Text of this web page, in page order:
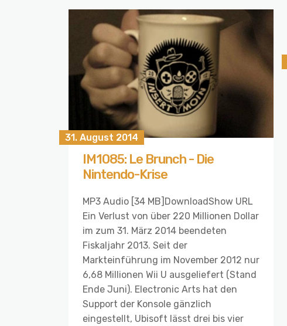
31. August 2014
IM1085: Le Brunch - Die
Nintendo-Krise
MP3 Audio [34 MB]DownloadShow URL
Ein Verlust von über 220 Millionen Dollar
im zum 31. März 2014 beendeten
Fiskaljahr 2013. Seit der
Markteinführung im November 2012 nur
6,68 Millionen Wii U ausgeliefert (Stand
Ende Juni). Electronic Arts hat den
Support der Konsole gänzlich
eingestellt, Ubisoft lässt drei bis vier